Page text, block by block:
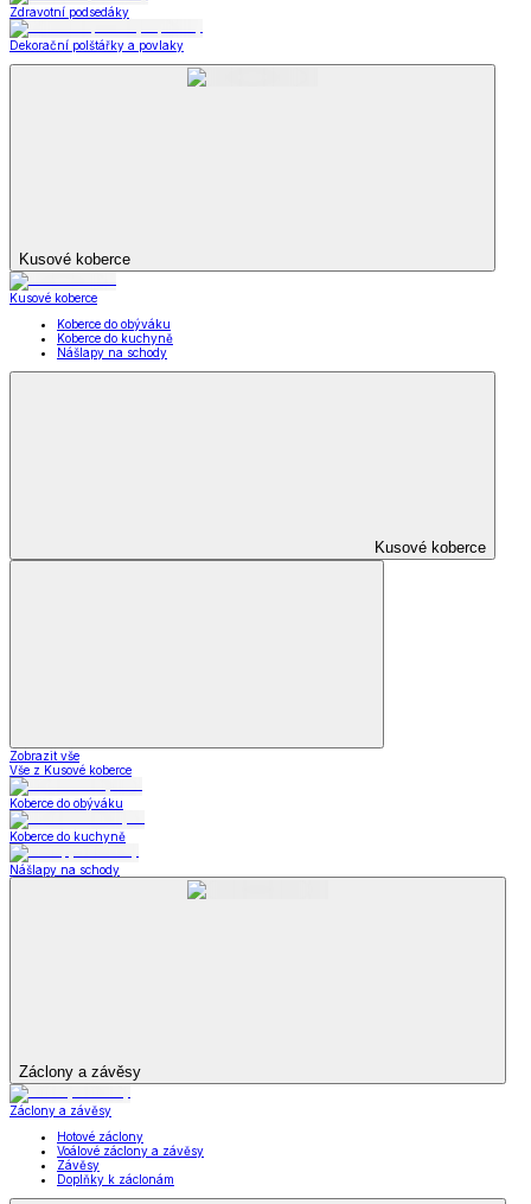
Zdravotní podsedáky
Dekorační polštářky a povlaky
Kusové koberce
Kusové koberce
Koberce do obýváku
Koberce do kuchyně
Nášlapy na schody
Kusové koberce
Zobrazit vše
Vše z Kusové koberce
Koberce do obýváku
Koberce do kuchyně
Nášlapy na schody
Záclony a závěsy
Záclony a závěsy
Hotové záclony
Voálové záclony a závěsy
Závěsy
Doplňky k záclonám